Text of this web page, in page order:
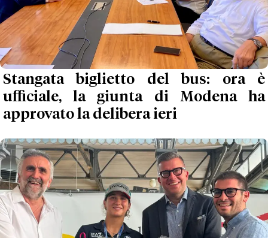
Stangata biglietto del bus: ora è
ufficiale, la giunta di Modena ha
approvato la delibera ieri